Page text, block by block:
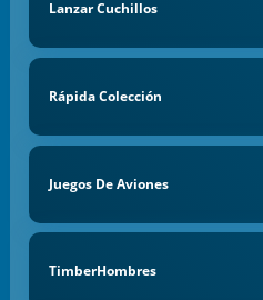
Lanzar Cuchillos
Rápida Colección
Juegos De Aviones
TimberHombres